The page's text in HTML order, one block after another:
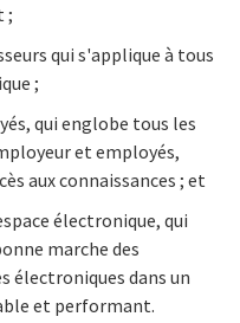
;
qui s'applique à tous
;
qui englobe tous les
et employés,
aux connaissances ; et
électronique, qui
marche des
électroniques dans un
et performant.